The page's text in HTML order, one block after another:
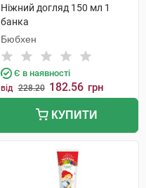
Ніжний догляд 150 мл 1
банка
Бюбхен
Є в наявності
від 228.20 182.56 грн
КУПИТИ